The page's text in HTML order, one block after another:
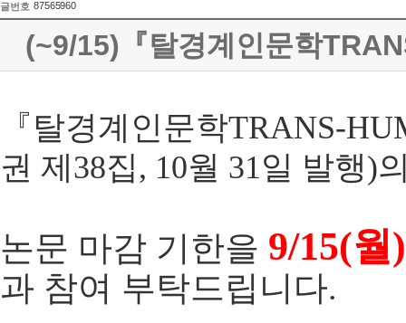
글번호 87565960
(~9/15)『탈경계인문학
『 탈경계인문학TRANS-
권 제 38집, 10월 31일 발행)
논문 마감 기한을 9/15(월)
과 참여 부탁드립니다.